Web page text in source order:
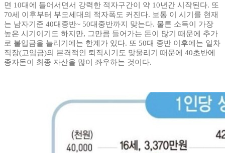
면 10대에 들어서면서 강력한 적자구간이 약 10년간 시작된다. 또
70세 이후부터 부모세대의 적자폭도 커진다. 보통 이 시기를 현재
는 남자기준 40대중반~ 50대중반까지 맞는다. 물론 소득이 가장
높은 시기이기도 하지만, 그만큼 들어가는 돈이 많기 때문에 추가
로 불입금을 늘리기에는 한계가 있다. 또 50대 중반 이후에는 일차
직장(고임금)의 본격적인 퇴직시기도 맞물리기 때문에 40초반에
종자돈이 최종 자산을 많이 좌우하는 것이다.